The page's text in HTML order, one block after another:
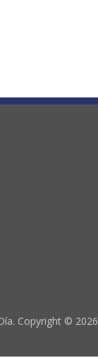
Copyright © 2026